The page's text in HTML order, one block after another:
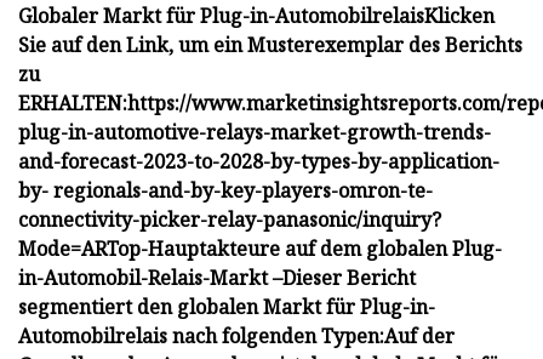
Globaler Markt für Plug-in-AutomobilrelaisKlicken
Sie auf den Link, um ein Musterexemplar des Berichts
zu
ERHALTEN:https://www.marketinsightsreports.com/
plug-in-automotive-relays-market-growth-trends-
and-forecast-2023-to-2028-by-types-by-application-
by- regionals-and-by-key-players-omron-te-
connectivity-picker-relay-panasonic/inquiry?
Mode=ARTop-Hauptakteure auf dem globalen Plug-
in-Automobil-Relais-Markt –Dieser Bericht
segmentiert den globalen Markt für Plug-in-
Automobilrelais nach folgenden Typen:Auf der